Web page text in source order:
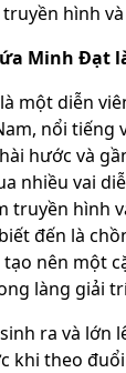
hình
Minh Đạt
một diễn
nổi tiếng
hước và
nhiều vai
truyền hình
đến là
tạo nên một
làng giải
ra và lớn
khi theo